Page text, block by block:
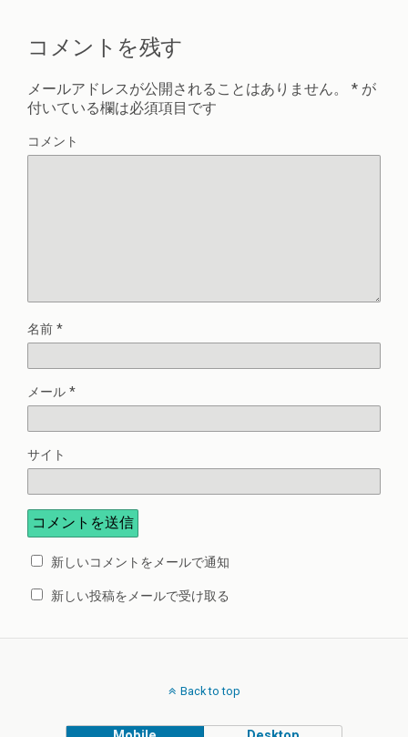
コメントを残す
メールアドレスが公開されることはありません。 * が
付いている欄は必須項目です
コメント
名前 *
メール *
サイト
新しいコメントをメールで通知
新しい投稿をメールで受け取る
Back to top